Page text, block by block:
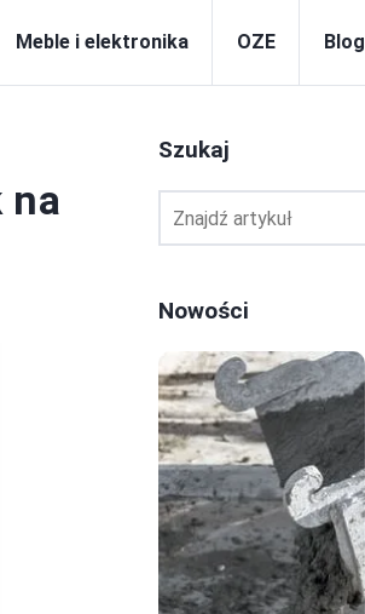
Meble i elektronika OZE Blog
na
Szukaj
Nowości